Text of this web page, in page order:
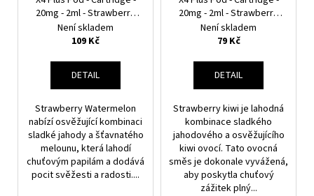
20mg - 2ml - Strawberry
Watermelon
Není skladem
109 Kč
DETAIL
Strawberry Watermelon
nabízí osvěžující kombinaci
sladké jahody a šťavnatého
melounu, která lahodí
chuťovým papilám a dodává
pocit svěžesti a radosti....
20mg - 2ml - Strawberry
Kiwi
Není skladem
79 Kč
DETAIL
Strawberry kiwi je lahodná
kombinace sladkého
jahodového a osvěžujícího
kiwi ovocí. Tato ovocná
směs je dokonale vyvážená,
aby poskytla chuťový
zážitek plný...